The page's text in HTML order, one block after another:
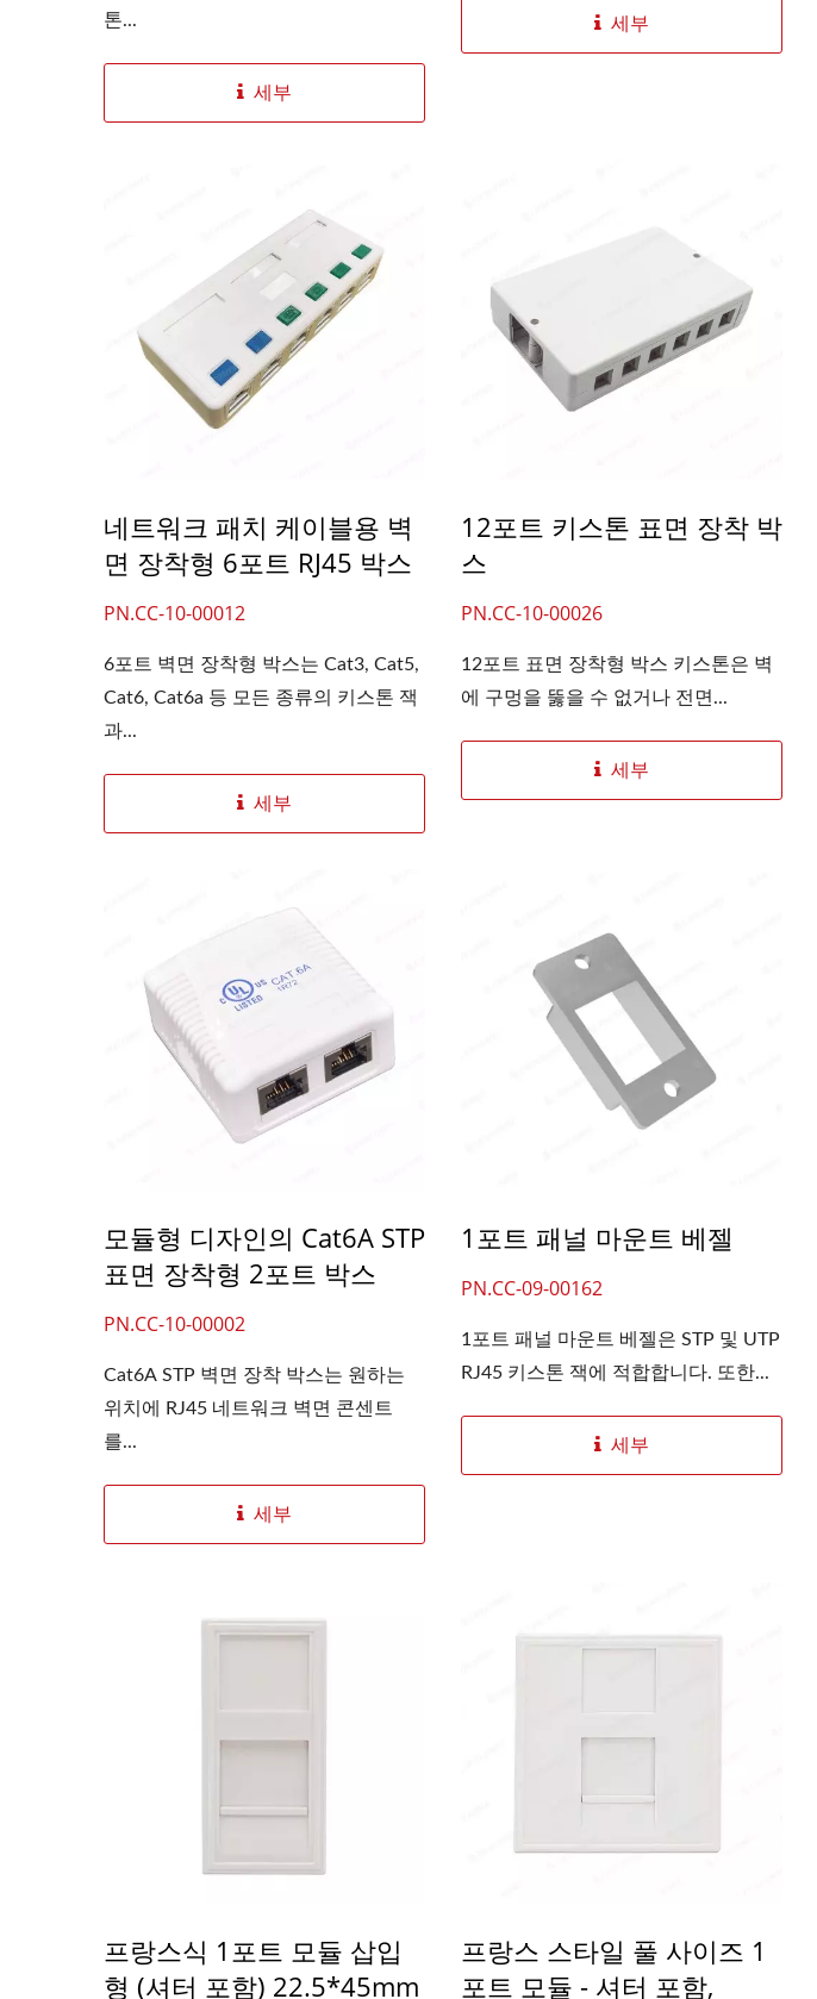
톤...
세부
세부
네트워크 패치 케이블용 벽
면 장착형 6포트 RJ45 박스
PN.CC-10-00012
6포트 벽면 장착형 박스는 Cat3, Cat5,
Cat6, Cat6a 등 모든 종류의 키스톤 잭
과...
세부
12포트 키스톤 표면 장착 박
스
PN.CC-10-00026
12포트 표면 장착형 박스 키스톤은 벽
에 구멍을 뚫을 수 없거나 전면...
세부
모듈형 디자인의 Cat6A STP
표면 장착형 2포트 박스
PN.CC-10-00002
Cat6A STP 벽면 장착 박스는 원하는
위치에 RJ45 네트워크 벽면 콘센트
를...
세부
1포트 패널 마운트 베젤
PN.CC-09-00162
1포트 패널 마운트 베젤은 STP 및 UTP
RJ45 키스톤 잭에 적합합니다. 또한...
세부
프랑스식 1포트 모듈 삽입
형 (셔터 포함) 22.5*45mm
프랑스 스타일 풀 사이즈 1
포트 모듈 - 셔터 포함,
4PPoE 키스톤 잭